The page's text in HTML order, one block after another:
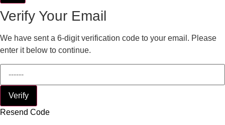
Verify Your Email
We have sent a 6-digit verification code to your email. Please
enter it below to continue.
Verify
Resend Code